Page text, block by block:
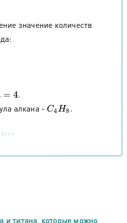
значение количеств
4
.
алкана - C4H8 .
и титана, которые можно